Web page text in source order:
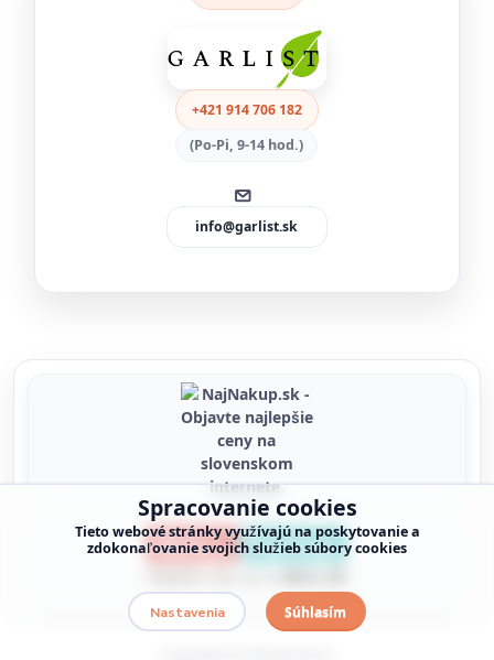
+421 914 706 182
(Po-Pi, 9-14 hod.)
info@garlist.sk
Spracovanie cookies
Tieto webové stránky využívajú na poskytovanie a
zdokonaľovanie svojich služieb súbory cookies
Nastavenia Súhlasím